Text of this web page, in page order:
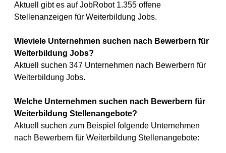
Aktuell gibt es auf JobRobot 1.355 offene
Stellenanzeigen für Weiterbildung Jobs.
Wieviele Unternehmen suchen nach Bewerbern für
Weiterbildung Jobs?
Aktuell suchen 347 Unternehmen nach Bewerbern für
Weiterbildung Jobs.
Welche Unternehmen suchen nach Bewerbern für
Weiterbildung Stellenangebote?
Aktuell suchen zum Beispiel folgende Unternehmen
nach Bewerbern für Weiterbildung Stellenangebote: